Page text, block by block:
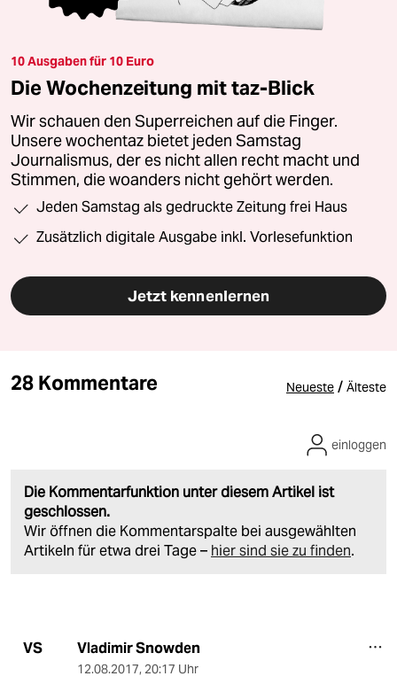
10 Ausgaben für 10 Euro
Die Wochenzeitung mit taz-Blick
Wir schauen den Superreichen auf die Finger.
Unsere wochentaz bietet jeden Samstag
Journalismus, der es nicht allen recht macht und
Stimmen, die woanders nicht gehört werden.
Jeden Samstag als gedruckte Zeitung frei Haus
Zusätzlich digitale Ausgabe inkl. Vorlesefunktion
Jetzt kennenlernen
28 Kommentare Neueste / Älteste
Die Kommentarfunktion unter diesem Artikel ist
geschlossen.
Wir öffnen die Kommentarspalte bei ausgewählten
Artikeln für etwa drei Tage – hier sind sie zu finden.
einloggen
VS Vladimir Snowden
12.08.2017, 20:17 Uhr